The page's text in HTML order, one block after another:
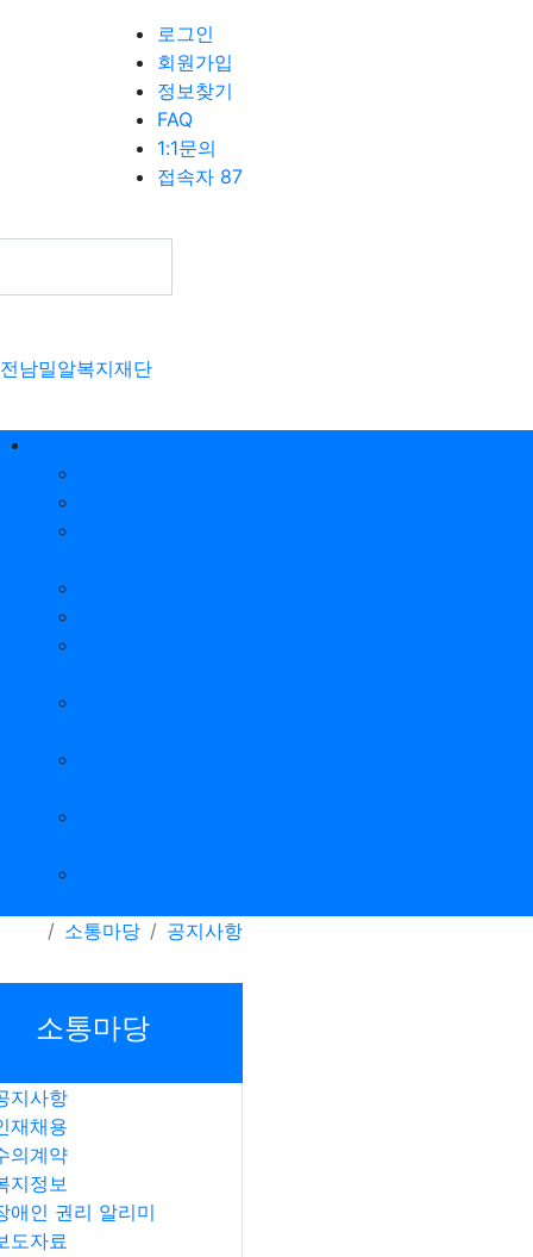
로그인
회원가입
정보찾기
FAQ
1:1문의
접속자 87
전남밀알복지재단
소통마당
공지사항
소통마당
지사항
재채용
의계약
지정보
애인 권리 알리미
도자료